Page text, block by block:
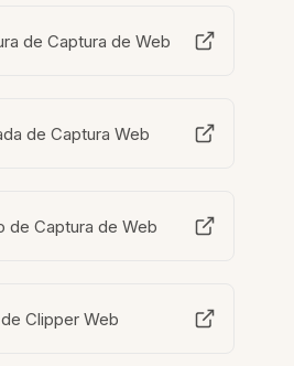
de Captura de Web
de Captura Web
de Captura de Web
Clipper Web